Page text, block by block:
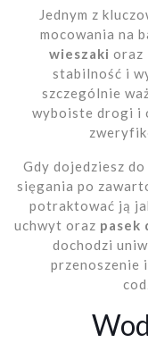
Jednym z
mocowania na
wieszaki oraz
stabilność i
szczególnie
wyboiste drogi i
Gdy dojedziesz
sięgania po
potraktować ją
uchwyt oraz pasek
dochodzi
przenoszenie